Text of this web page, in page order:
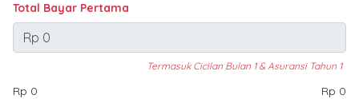
Total Bayar Pertama
Termasuk Cicilan Bulan 1 & Asuransi Tahun 1
Rp 0 Rp 0